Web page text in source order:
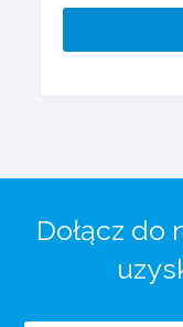
Dołącz do